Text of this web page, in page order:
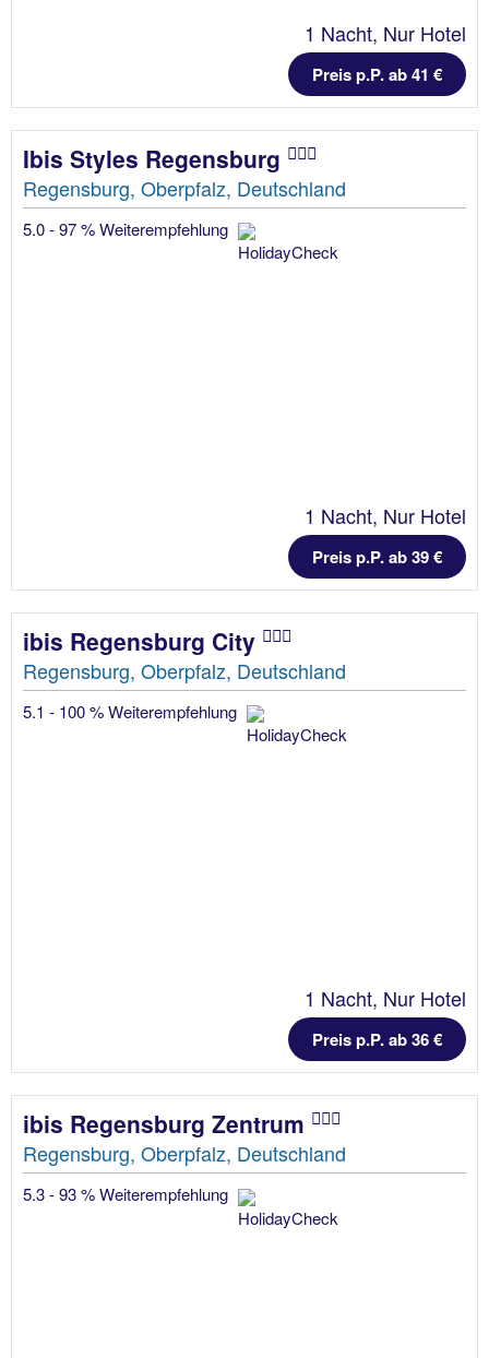
1 Nacht, Nur Hotel
Preis p.P. ab 41 €
Ibis Styles Regensburg
Regensburg, Oberpfalz, Deutschland
5.0 - 97 % Weiterempfehlung
1 Nacht, Nur Hotel
Preis p.P. ab 39 €
ibis Regensburg City
Regensburg, Oberpfalz, Deutschland
5.1 - 100 % Weiterempfehlung
1 Nacht, Nur Hotel
Preis p.P. ab 36 €
ibis Regensburg Zentrum
Regensburg, Oberpfalz, Deutschland
5.3 - 93 % Weiterempfehlung